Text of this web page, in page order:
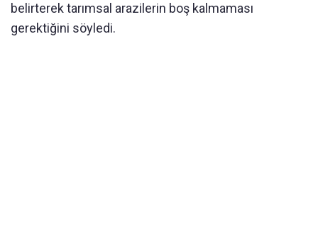
belirterek tarımsal arazilerin boş kalmaması
gerektiğini söyledi.